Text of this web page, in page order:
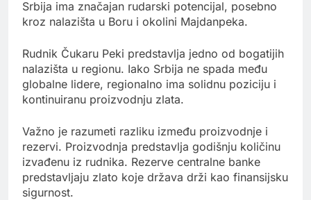
Srbija ima značajan rudarski potencijal, posebno
kroz nalazišta u Boru i okolini Majdanpeka.
Rudnik Čukaru Peki predstavlja jedno od bogatijih
nalazišta u regionu. Iako Srbija ne spada među
globalne lidere, regionalno ima solidnu poziciju i
kontinuiranu proizvodnju zlata.
Važno je razumeti razliku između proizvodnje i
rezervi. Proizvodnja predstavlja godišnju količinu
izvađenu iz rudnika. Rezerve centralne banke
predstavljaju zlato koje država drži kao finansijsku
sigurnost.